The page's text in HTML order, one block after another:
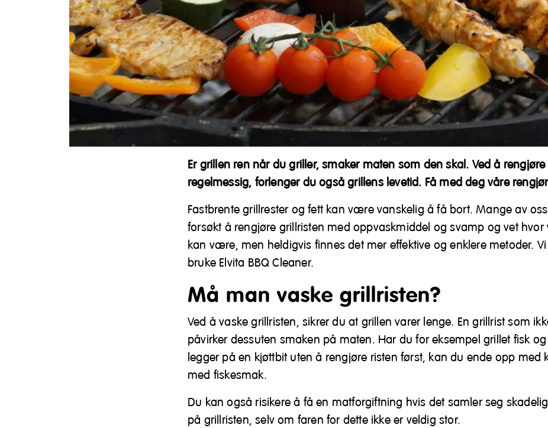
Er grillen ren når du griller, smaker maten som den skal. Ved å
regelmessig, forlenger du også grillens levetid. Få med deg våre
Fastbrente grillrester og fett kan være vanskelig å få bort. Mange av
forsøkt å rengjøre grillristen med oppvaskmiddel og svamp og vet hvor
kan være, men heldigvis finnes det mer effektive og enklere metoder.
bruke Elvita BBQ Cleaner.
Må man vaske grillristen?
Ved å vaske grillristen, sikrer du at grillen varer lenge. En grillrist som
påvirker dessuten smaken på maten. Har du for eksempel grillet fisk
legger på en kjøttbit uten å rengjøre risten først, kan du ende opp med
med fiskesmak.
Du kan også risikere å få en matforgiftning hvis det samler seg
på grillristen, selv om faren for dette ikke er veldig stor.